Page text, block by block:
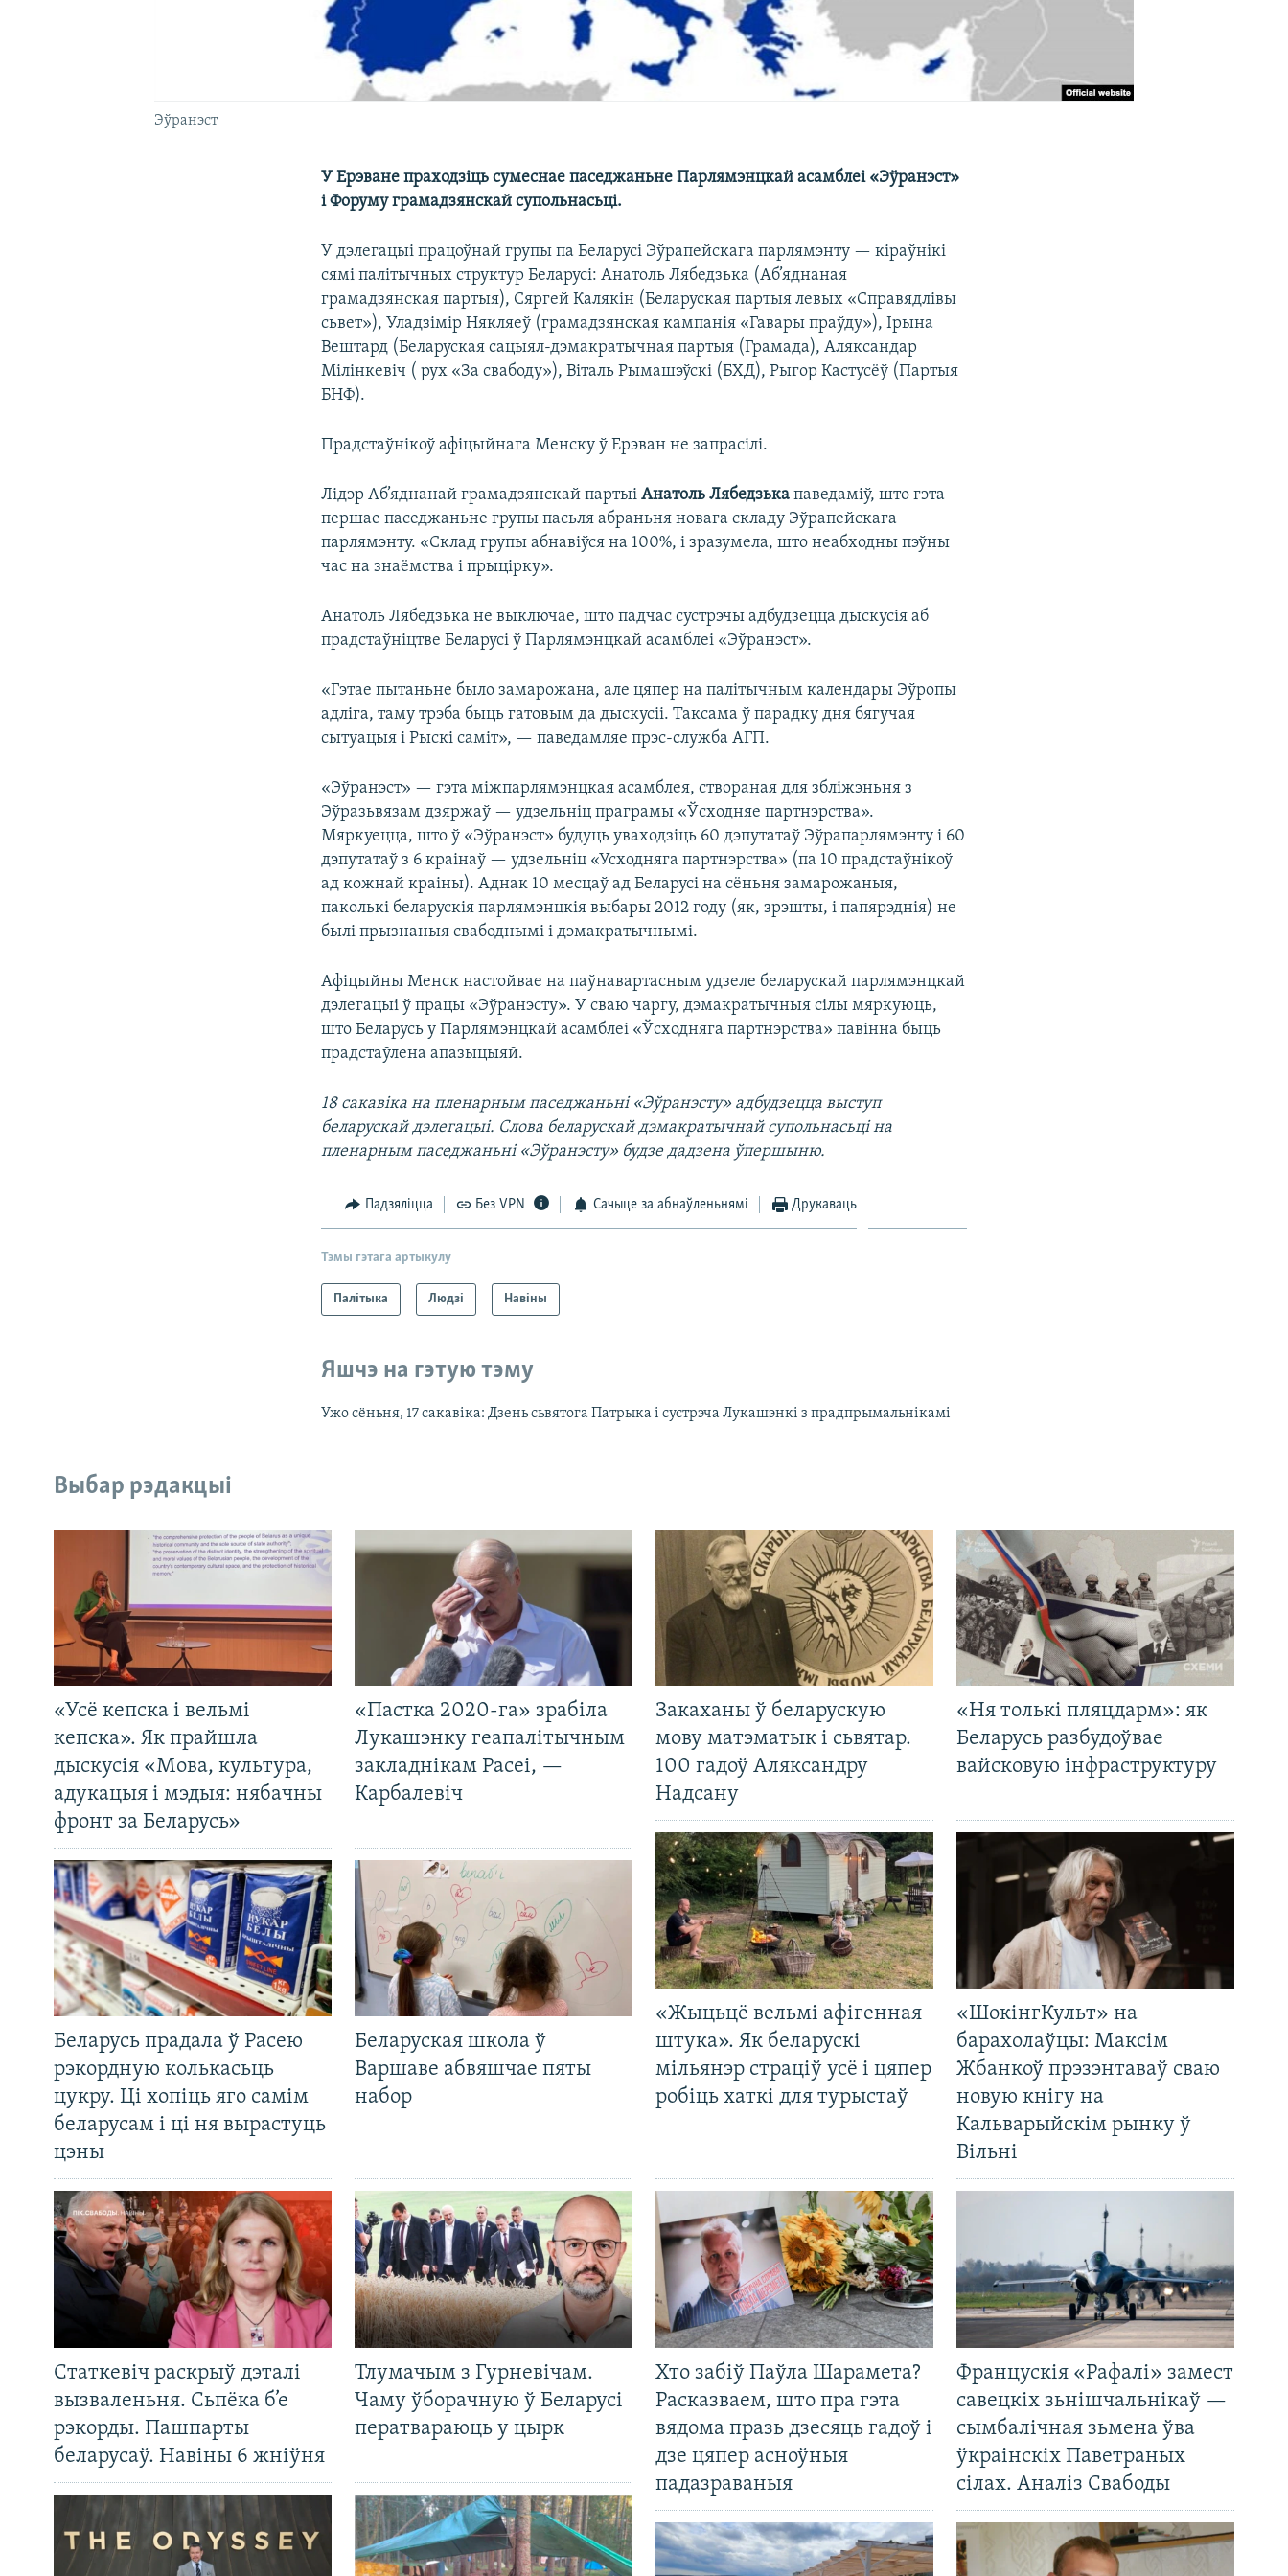
Эўранэст
У Ерэване праходзіць сумеснае паседжаньне Парлямэнцкай асамблеі «Эўранэст»
і Форуму грамадзянскай супольнасьці.
У дэлегацыі працоўнай групы па Беларусі Эўрапейскага парлямэнту — кіраўнікі
сямі палітычных структур Беларусі: Анатоль Лябедзька (Аб’яднаная
грамадзянская партыя), Сяргей Калякін (Беларуская партыя левых «Справядлівы
сьвет»), Уладзімір Някляеў (грамадзянская кампанія «Гавары праўду»), Ірына
Вештард (Беларуская сацыял-дэмакратычная партыя (Грамада), Аляксандар
Мілінкевіч ( рух «За свабоду»), Віталь Рымашэўскі (БХД), Рыгор Кастусёў (Партыя
БНФ).
Прадстаўнікоў афіцыйнага Менску ў Ерэван не запрасілі.
Лідэр Аб’яднанай грамадзянскай партыіАнатоль Лябедзька паведаміў, што гэта
першае паседжаньне групы пасьля абраньня новага складу Эўрапейскага
парлямэнту. «Склад групы абнавіўся на 100%, і зразумела, што неабходны пэўны
час на знаёмства і прыцірку».
Анатоль Лябедзька не выключае, што падчас сустрэчы адбудзецца дыскусія аб
прадстаўніцтве Беларусі ў Парлямэнцкай асамблеі «Эўранэст».
«Гэтае пытаньне было замарожана, але цяпер на палітычным календары Эўропы
адліга, таму трэба быць гатовым да дыскусіі. Таксама ў парадку дня бягучая
сытуацыя і Рыскі саміт», — паведамляе прэс-служба АГП.
«Эўранэст» — гэта міжпарлямэнцкая асамблея, створаная для збліжэньня з
Эўразьвязам дзяржаў — удзельніц праграмы «Ўсходняе партнэрства».
Мяркуецца, што ў «Эўранэст» будуць уваходзіць 60 дэпутатаў Эўрапарлямэнту і 60
дэпутатаў з 6 краінаў — удзельніц «Усходняга партнэрства» (па 10 прадстаўнікоў
ад кожнай краіны). Аднак 10 месцаў ад Беларусі на сёньня замарожаныя,
паколькі беларускія парлямэнцкія выбары 2012 году (як, зрэшты, і папярэднія) не
былі прызнаныя свабоднымі і дэмакратычнымі.
Афіцыйны Менск настойвае на паўнавартасным удзеле беларускай парлямэнцкай
дэлегацыі ў працы «Эўранэсту». У сваю чаргу, дэмакратычныя сілы мяркуюць,
што Беларусь у Парлямэнцкай асамблеі «Ўсходняга партнэрства» павінна быць
прадстаўлена апазыцыяй.
18 сакавіка на пленарным паседжаньні «Эўранэсту» адбудзецца выступ
беларускай дэлегацыі. Слова беларускай дэмакратычнай супольнасьці на
пленарным паседжаньні «Эўранэсту» будзе дадзена ўпершыню.
Падзяліцца Без VPN Сачыце за абнаўленьнямі Друкаваць
Тэмы гэтага артыкулу
Палітыка Людзі Навіны
Яшчэ на гэтую тэму
Ужо сёньня, 17 сакавіка: Дзень сьвятога Патрыка і сустрэча Лукашэнкі з прадпрымальнікамі
Выбар рэдакцыі
«Усё кепска і вельмі
кепска». Як прайшла
дыскусія «Мова, культура,
адукацыя і мэдыя: нябачны
фронт за Беларусь»
«Пастка 2020-га» зрабіла
Лукашэнку геапалітычным
закладнікам Расеі, —
Карбалевіч
Беларусь прадала ў Расею
рэкордную колькасьць
цукру. Ці хопіць яго самім
беларусам і ці ня вырастуць
цэны
Беларуская школа ў
Варшаве абвяшчае пяты
набор
Статкевіч раскрыў дэталі
вызваленьня. Сьпёка б’е
рэкорды. Пашпарты
беларусаў. Навіны 6 жніўня
Тлумачым з Гурневічам.
Чаму ўборачную ў Беларусі
ператвараюць у цырк
Закаханы ў беларускую
мову матэматык і сьвятар.
100 гадоў Аляксандру
Надсану
«Ня толькі пляцдарм»: як
Беларусь разбудоўвае
вайсковую інфраструктуру
«Жыцьцё вельмі афігенная
штука». Як беларускі
мільянэр страціў усё і цяпер
робіць хаткі для турыстаў
«ШокінгКульт» на
барахолаўцы: Максім
Жбанкоў прэзэнтаваў сваю
новую кнігу на
Кальварыйскім рынку ў
Вільні
Хто забіў Паўла Шарамета?
Расказваем, што пра гэта
вядома празь дзесяць гадоў і
дзе цяпер асноўныя
падазраваныя
Францускія «Рафалі» замест
савецкіх зьнішчальнікаў —
сымбалічная зьмена ўва
ўкраінскіх Паветраных
сілах. Аналіз Свабоды